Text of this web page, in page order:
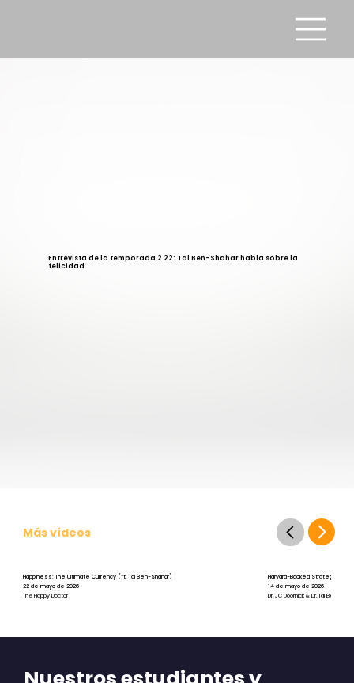
Entrevista de la temporada 2 22: Tal Ben-Shahar habla sobre la
felicidad
Más vídeos
Happiness: The Ultimate Currency (ft. Tal Ben-Shahar)
22 de mayo de 2026
The Happy Doctor
Harvard-Backed Strategies for
14 de mayo de 2026
Dr. JC Doornick & Dr. Tal Ben-